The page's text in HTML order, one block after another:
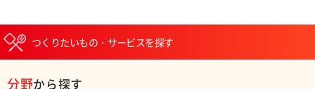
つくりたいもの・サービスを探す
分野から探す